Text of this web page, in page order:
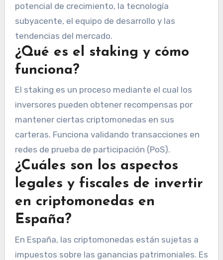
potencial de crecimiento, la tecnología
subyacente, el equipo de desarrollo y las
tendencias del mercado.
¿Qué es el staking y cómo
funciona?
El staking es un proceso mediante el cual los
inversores pueden obtener recompensas por
mantener ciertas criptomonedas en sus
carteras. Funciona validando transacciones en
redes de prueba de participación (PoS).
¿Cuáles son los aspectos
legales y fiscales de invertir
en criptomonedas en
España?
En España, las criptomonedas están sujetas a
impuestos sobre las ganancias patrimoniales. Es